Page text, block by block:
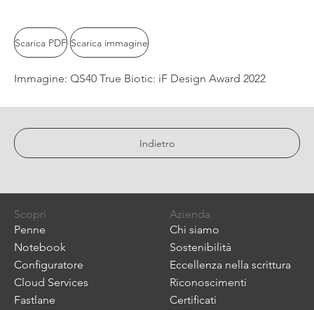
Scarica PDF Scarica immagine
Immagine: QS40 True Biotic: iF Design Award 2022
Indietro
Scopri
Penne
Notebook
Configuratore
Cloud Services
Fastlane
Azienda
Chi siamo
Sostenibilità
Eccellenza nella scrittura
Riconoscimenti
Certificati